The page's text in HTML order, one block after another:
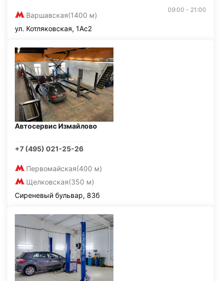
Варшавская(1400 м)
09:00 - 21:00
ул. Котляковская, 1Ас2
Автосервис Измайлово
+7 (495) 021-25-26
Первомайская(400 м)
Щелковская(350 м)
Сиреневый бульвар, 83б